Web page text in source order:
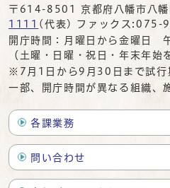
〒614-8501 京都府八幡市八幡
1111 (代表) ファックス:075-
開庁時間：月曜日から金曜日
（土曜・日曜・祝日・年末年始
※7月1日から9月30日まで試行
一部、開庁時間が異なる組織、
各課業務
問い合わせ